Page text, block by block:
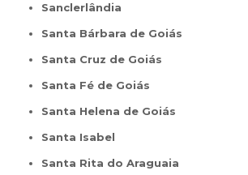
Sanclerlândia
Santa Bárbara de Goiás
Santa Cruz de Goiás
Santa Fé de Goiás
Santa Helena de Goiás
Santa Isabel
Santa Rita do Araguaia